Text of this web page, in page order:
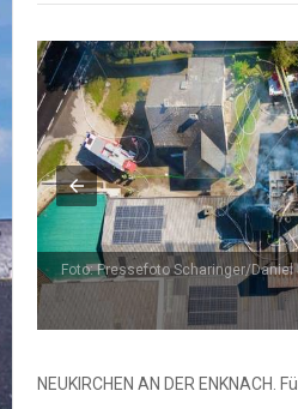
Foto: Pressefoto Scharinger/Daniel
NEUKIRCHEN AN DER